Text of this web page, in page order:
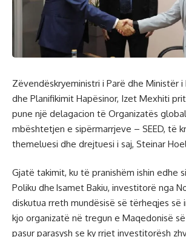
Zëvendëskryeministri i Parë dhe Ministër
dhe Planifikimit Hapësinor, Izet Mexhiti
pune një delagacion të Organizatës
mbështetjen e sipërmarrjeve – SEED, të
themeluesi dhe drejtuesi i saj, Steinar
Gjatë takimit, ku të pranishëm ishin edhe
Poliku dhe Isamet Bakiu, investitorë nga
diskutua rreth mundësisë së tërheqjes së
kjo organizatë në tregun e Maqedonisë
pasur parasysh se ky rrjet investitorësh